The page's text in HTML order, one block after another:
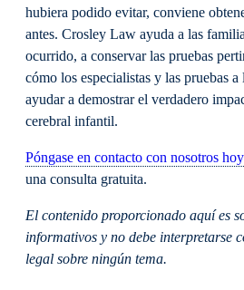
hubiera podido evitar, conviene
antes. Crosley Law ayuda a las
ocurrido, a conservar las pruebas
cómo los especialistas y las pruebas
ayudar a demostrar el verdadero
cerebral infantil.
Póngase en contacto con nosotros
una consulta gratuita.
El contenido proporcionado aquí es
informativos y no debe interpretarse
legal sobre ningún tema.